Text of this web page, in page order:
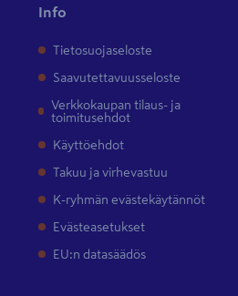
Info
Tietosuojaseloste
Saavutettavuusseloste
Verkkokaupan tilaus- ja
toimitusehdot
Käyttöehdot
Takuu ja virhevastuu
K-ryhmän evästekäytännöt
Evästeasetukset
EU:n datasäädös